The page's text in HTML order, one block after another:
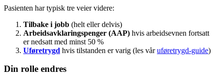
Pasienten har typisk tre veier videre:
Tilbake i jobb (helt eller delvis)
Arbeidsavklaringspenger (AAP) hvis arbeidsevnen fortsatt
er nedsatt med minst 50 %
Uføretrygd hvis tilstanden er varig (les våruføretrygd-guide)
Din rolle endres